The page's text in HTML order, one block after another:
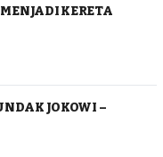
KERETA
JOKOWI –